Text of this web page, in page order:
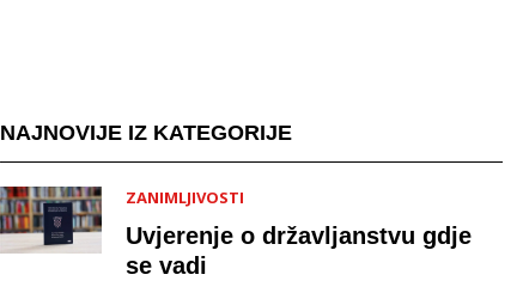
NAJNOVIJE IZ KATEGORIJE
ZANIMLJIVOSTI
Uvjerenje o državljanstvu gdje
se vadi